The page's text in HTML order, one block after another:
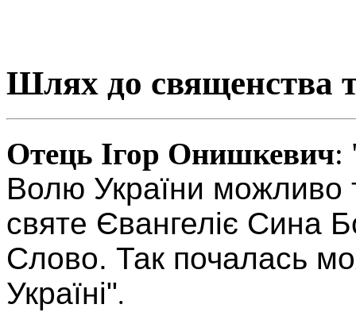
Шлях до священства
Отець Ігор Онишкевич:
Волю України можливо
святе Євангеліє Сина
Слово. Так почалась
Україні".